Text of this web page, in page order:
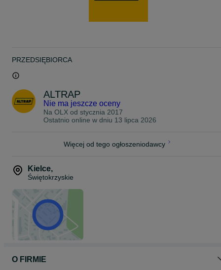
- CERTYFIKAT ECJiP
- rekomendacja IMB (Instytut Maszyn Budowlanych)
- powierzchnia antypoślizgowa
- góra płaska (bez rantów)
- środek wypełniony bardzo wytrzymałym aluminium
- bardzo lekkie
- łatwość w transporcie (można włożyć jeden najazd w drugi)
- wysokość załadunku nawet do 110cm
- wszechstronne zastosowanie (koparki/ładowarki/maszyny
Kupując POLSKIE produkty wspierasz Polskę gospodarkę
PRZEDSIĘBIORCA
ALTRAP
Nie ma jeszcze oceny
Na OLX od stycznia 2017
Ostatnio online w dniu 13 lipca 2026
Więcej od tego ogłoszeniodawcy
Kielce,
Świętokrzyskie
O FIRMIE